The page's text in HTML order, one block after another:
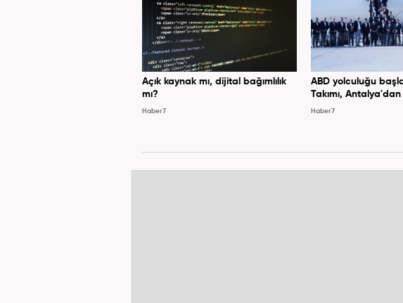
Açık kaynak mı, dijital bağımlılık
mı?
Haber7
ABD yolculuğu
Takımı, Antalya'dan
Haber7